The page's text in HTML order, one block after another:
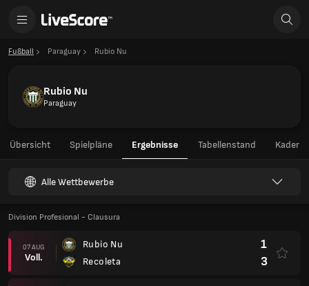
Fußball Paraguay Rubio Nu
Rubio Nu
Paraguay
Übersicht Spielpläne Ergebnisse Tabellenstand Kader
Alle Wettbewerbe
Division Profesional - Clausura
07 AUG
Voll.
Rubio Nu
Recoleta
1
3